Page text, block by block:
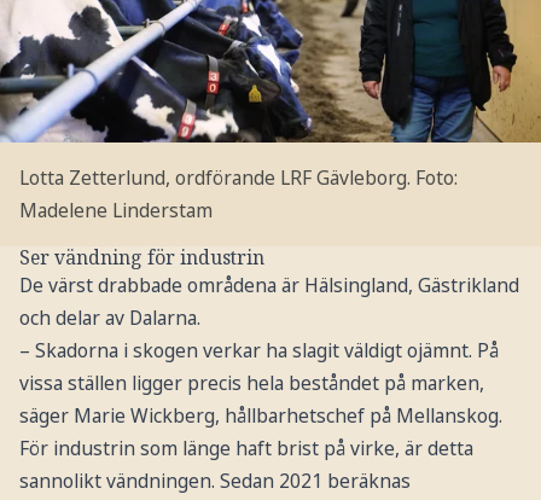
Lotta Zetterlund, ordförande LRF Gävleborg. Foto:
Madelene Linderstam
Ser vändning för industrin
De värst drabbade områdena är Hälsingland, Gästrikland
och delar av Dalarna.
– Skadorna i skogen verkar ha slagit väldigt ojämnt. På
vissa ställen ligger precis hela beståndet på marken,
säger Marie Wickberg, hållbarhetschef på Mellanskog.
För industrin som länge haft brist på virke, är detta
sannolikt vändningen. Sedan 2021 beräknas